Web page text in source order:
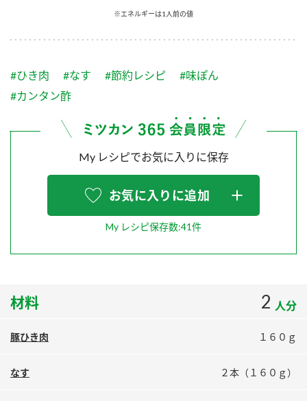
ふりかけ おすしの素
炊き込みご飯の素 米飯用調味液
Fibee
鍋なび
納豆のサイト
スペシャルサイト
納豆の豆知識
ミツカンのCM
MIM（ミツカンミュージアム）
各部門が大切にしていること
ニュースリリース
お客様相談センター
お客様の声をいかしました
販売終了製品のご案内
よくあるご質問
※エネルギーは1人前の値
#ひき肉 #なす #節約レシピ
#味ぽん
#カンタン酢
My レシピでお気に入りに保存
お気に入りに追加
My レシピ保存数:41件
材料 2 人分
豚ひき肉 １６０ｇ
なす ２本（１６０ｇ）